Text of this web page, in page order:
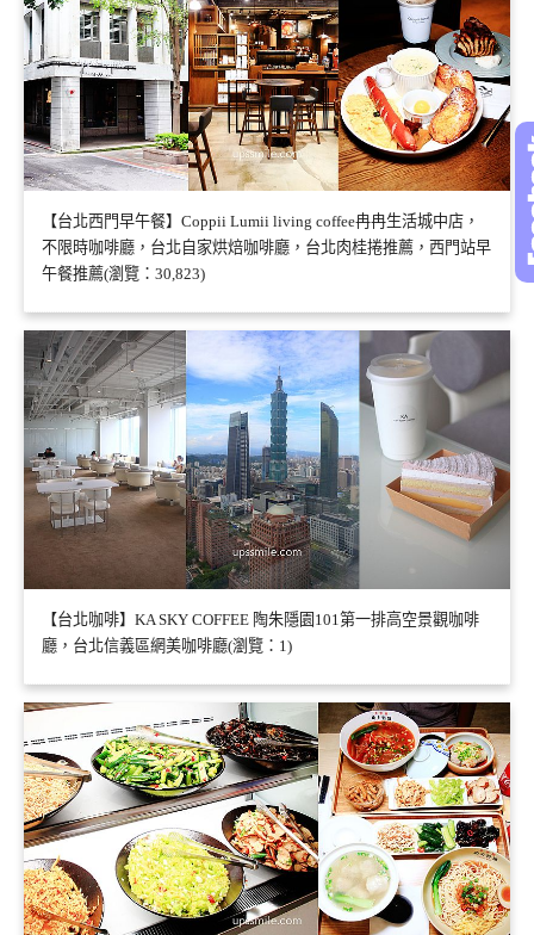
【台北西門早午餐】Coppii Lumii living coffee冉冉生活城中店，
不限時咖啡廳，台北自家烘焙咖啡廳，台北肉桂捲推薦，西門站早
午餐推薦(瀏覽：30,823)
【台北咖啡】KA SKY COFFEE 陶朱隱園101第一排高空景觀咖啡
廳，台北信義區網美咖啡廳(瀏覽：1)